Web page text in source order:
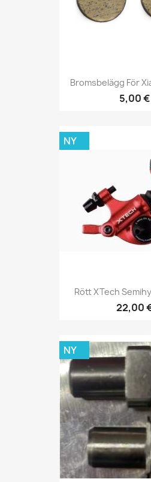
Bromsbelägg För
5,00 €
Rött XTech
22,00
NY
NY